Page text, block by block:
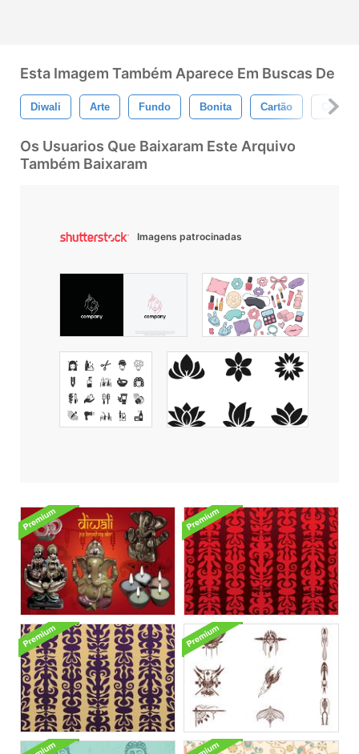
Esta Imagem Também Aparece Em Buscas De
Diwali Arte Fundo Bonita Cartão
Os Usuarios Que Baixaram Este Arquivo
Também Baixaram
Imagens patrocinadas